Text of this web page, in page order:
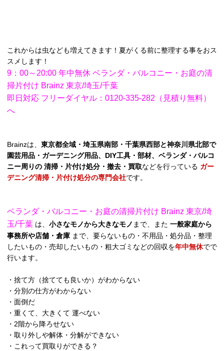
これからは虫なども増えてきます！夏がくる前に整理する事をおス
スメします！
9：00～20:00 年中無休 ベランダ・バルコニー・お庭の清
掃片付け Brainz 東京/埼玉/千葉
即日対応 フリーダイヤル：0120-335-282（見積り無料）
へ
Brainzは、 東京都全域・埼玉県南部・千葉県西部と神奈川県北部で
園芸用品・ガーデニング用品、DIY工具・部材、ベランダ・バルコ
ニー周りの 清掃・片付け処分・撤去・買取などを行っている ガー
デニング清掃・片付け処分の専門会社です。
ベランダ・バルコニー・お庭の清掃片付け Brainz 東京/埼
玉/千葉 は、 小さなモノから大きなモノ まで、また 一般家庭から
事務所や店舗・倉庫 まで、要らないもの・不用品・処分品・整理
したいもの・売却したいもの・粗大ゴミなどの回収を年中無休でで
行います。
・捨て方（捨てても良いか）がわからない
・分別の仕方がわからない
・面倒だ
・重くて、大きくて 運べない
・2階から降ろせない
・取り外しや解体・分解ができない
・これって買取りができる？